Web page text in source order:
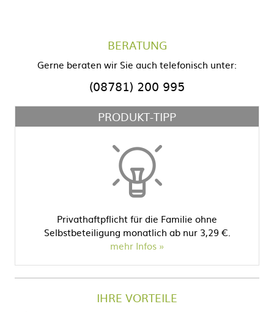
BERATUNG
Gerne beraten wir Sie auch telefonisch unter:
(08781) 200 995
PRODUKT-TIPP
Privathaftpflicht für die Familie ohne
Selbstbeteiligung monatlich ab nur 3,29 €.
mehr Infos
IHRE VORTEILE